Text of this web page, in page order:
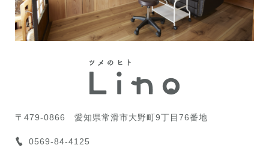
〒479-0866 愛知県常滑市大野町9丁目76番地
0569-84-4125